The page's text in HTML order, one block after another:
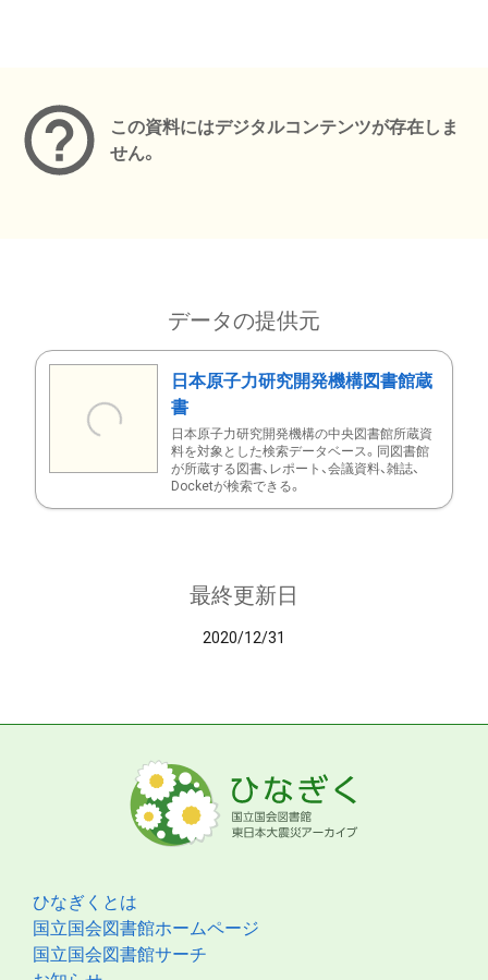
この資料にはデジタルコンテンツが存在しま
せん。
データの提供元
日本原子力研究開発機構図書館蔵
書
日本原子力研究開発機構の中央図書館所蔵資
料を対象とした検索データベース。同図書館
が所蔵する図書、レポート、会議資料、雑誌、
Docketが検索できる。
最終更新日
2020/12/31
ひなぎくとは
国立国会図書館ホームページ
国立国会図書館サーチ